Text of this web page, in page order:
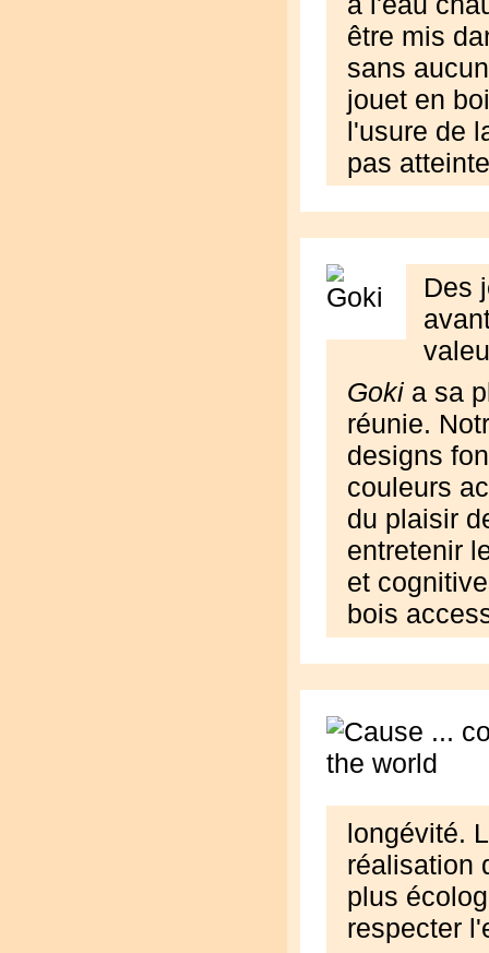
être mis
sans
jouet en
l'usure de
pas
Des
Goki a sa
réunie.
designs
couleurs
du plaisir
entretenir
et
bois
longévité.
réalisation
plus
respecter